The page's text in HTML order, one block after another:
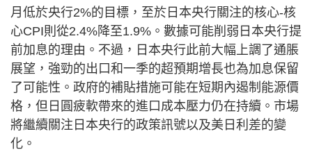
月低於央行2%的目標，至於日本央行關注的核心-核
心CPI則從2.4%降至1.9%。數據可能削弱日本央行提
前加息的理由。不過，日本央行此前大幅上調了通脹
展望，強勁的出口和一季的超預期增長也為加息保留
了可能性。政府的補貼措施可能在短期內遏制能源價
格，但日圓疲軟帶來的進口成本壓力仍在持續。市場
將繼續關注日本央行的政策訊號以及美日利差的變
化。